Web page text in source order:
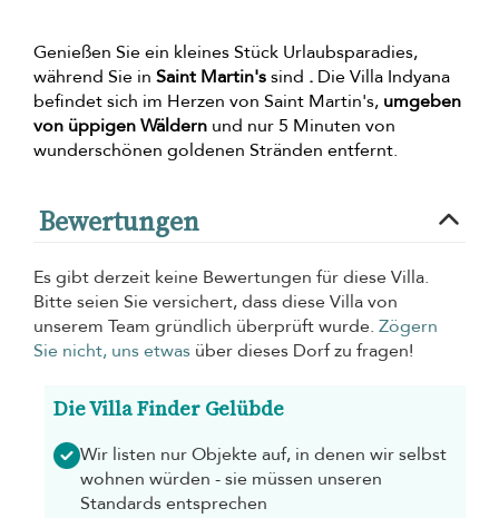
Genießen Sie ein kleines Stück Urlaubsparadies,
während Sie in Saint Martin'ssind . Die Villa Indyana
befindet sich im Herzen von Saint Martin's, umgeben
von üppigen Wäldern und nur 5 Minuten von
wunderschönen goldenen Stränden entfernt.
Bewertungen
Es gibt derzeit keine Bewertungen für diese Villa.
Bitte seien Sie versichert, dass diese Villa von
unserem Team gründlich überprüft wurde. Zögern
Sie nicht, uns etwas über dieses Dorf zu fragen!
Die Villa Finder Gelübde
Wir listen nur Objekte auf, in denen wir selbst
wohnen würden - sie müssen unseren
Standards entsprechen